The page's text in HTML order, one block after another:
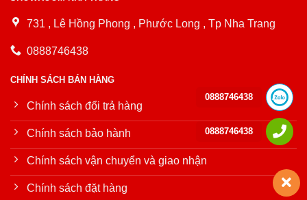
731 , Lê Hồng Phong , Phước Long , Tp Nha Trang
0888746438
CHÍNH SÁCH BÁN HÀNG
Chính sách đổi trả hàng
Chính sách bảo hành
Chính sách vận chuyển và giao nhận
Chính sách đặt hàng
0888746438
0888746438